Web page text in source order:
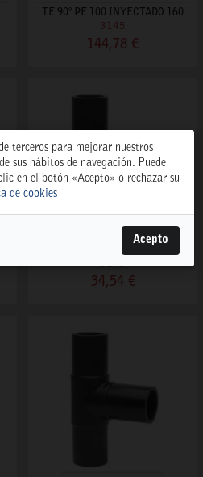
TE 90º PE 100 INYECTADO 160
3145
144,78 €
TE 90º PE 100 INYECTADO 90
3143
34,54 €
terceros para mejorar nuestros
sus hábitos de navegación. Puede
en el botón «Acepto» o rechazar su
de cookies
Acepto